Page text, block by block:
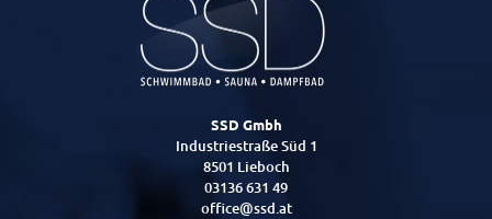
SSD Gmbh
Industriestraße Süd 1
8501 Lieboch
03136 631 49
office@ssd.at